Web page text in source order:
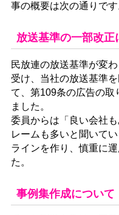
事の概要は次の通りです
放送基準の一部改正
民放連の放送基準が変
受け、当社の放送基準
て、第109条の広告の取
ました。
委員からは「良い会社
レームも多いと聞いて
ラインを作り、慎重に
た。
事例集作成について